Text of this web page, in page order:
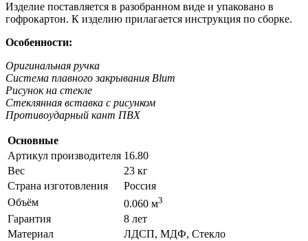
Изделие поставляется в разобранном виде и упаковано в
гофрокартон. К изделию прилагается инструкция по сборке.
Особенности:
Оригинальная ручка
Система плавного закрывания Blum
Рисунок на стекле
Стеклянная вставка с рисунком
Противоударный кант ПВХ
Основные
Артикул производителя 16.80
Вес
23 кг
Страна изготовления
Россия
Объём
0.060 м3
Гарантия
8 лет
Материал
ЛДСП, МДФ, Стекло